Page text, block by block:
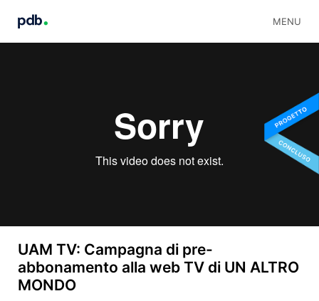
MENU
UAM TV: Campagna di pre-
abbonamento alla web TV di UN ALTRO
MONDO